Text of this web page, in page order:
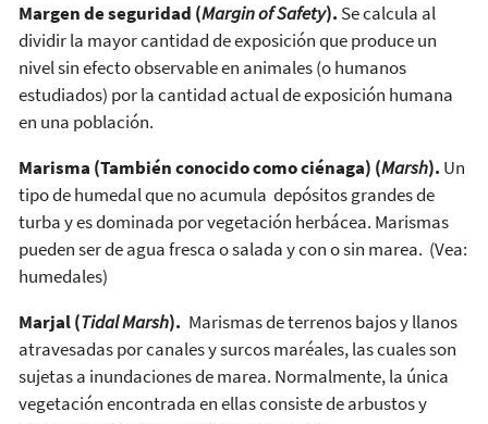
Margen de seguridad (Margin of Safety). Se calcula al
dividir la mayor cantidad de exposición que produce un
nivel sin efecto observable en animales (o humanos
estudiados) por la cantidad actual de exposición humana
en una población.
Marisma (También conocido como ciénaga) (Marsh). Un
tipo de humedal que no acumula depósitos grandes de
turba y es dominada por vegetación herbácea. Marismas
pueden ser de agua fresca o salada y con o sin marea. (Vea:
humedales)
Marjal (Tidal Marsh). Marismas de terrenos bajos y llanos
atravesadas por canales y surcos maréales, las cuales son
sujetas a inundaciones de marea. Normalmente, la única
vegetación encontrada en ellas consiste de arbustos y